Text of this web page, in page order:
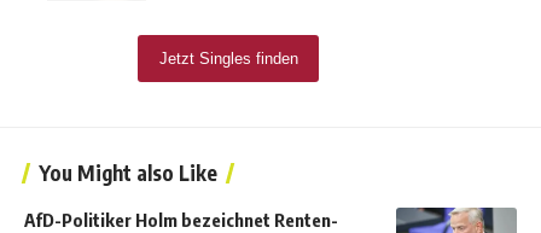
You Might also Like
AfD-Politiker Holm bezeichnet Renten-